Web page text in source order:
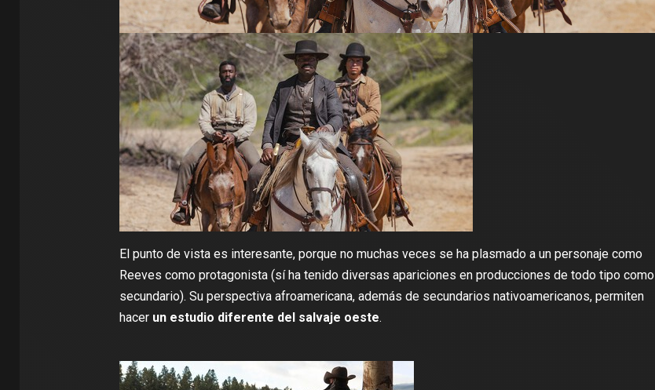
El punto de vista es interesante, porque no muchas veces se ha plasmado a un personaje como
Reeves como protagonista (sí ha tenido diversas apariciones en producciones de todo tipo como
secundario). Su perspectiva afroamericana, además de secundarios nativoamericanos, permiten
hacer un estudio diferente del salvaje oeste.